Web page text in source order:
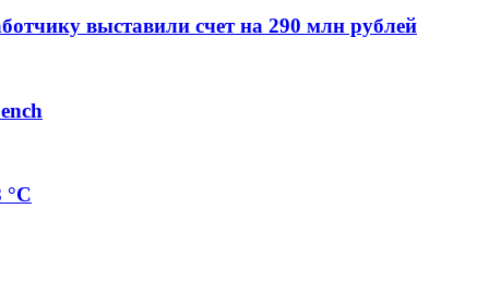
выставили счет на 290 млн рублей
°C